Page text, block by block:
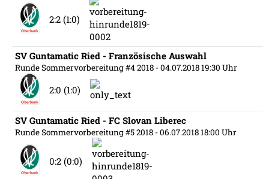
2:2 (1:0)
SV Guntamatic Ried - Französische Auswahl
Runde Sommervorbereitung #4 2018 - 04.07.2018 19:30 Uhr
2:0 (1:0)
SV Guntamatic Ried - FC Slovan Liberec
Runde Sommervorbereitung #5 2018 - 06.07.2018 18:00 Uhr
0:2 (0:0)